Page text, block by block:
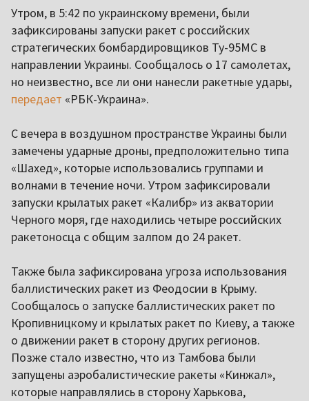
Утром, в 5:42 по украинскому времени, были
зафиксированы запуски ракет с российских
стратегических бомбардировщиков Ту-95МС в
направлении Украины. Сообщалось о 17 самолетах,
но неизвестно, все ли они нанесли ракетные удары,
передает «РБК-Украина».
С вечера в воздушном пространстве Украины были
замечены ударные дроны, предположительно типа
«Шахед», которые использовались группами и
волнами в течение ночи. Утром зафиксировали
запуски крылатых ракет «Калибр» из акватории
Черного моря, где находились четыре российских
ракетоносца с общим залпом до 24 ракет.
Также была зафиксирована угроза использования
баллистических ракет из Феодосии в Крыму.
Сообщалось о запуске баллистических ракет по
Кропивницкому и крылатых ракет по Киеву, а также
о движении ракет в сторону других регионов.
Позже стало известно, что из Тамбова были
запущены аэробалистические ракеты «Кинжал»,
которые направлялись в сторону Харькова,